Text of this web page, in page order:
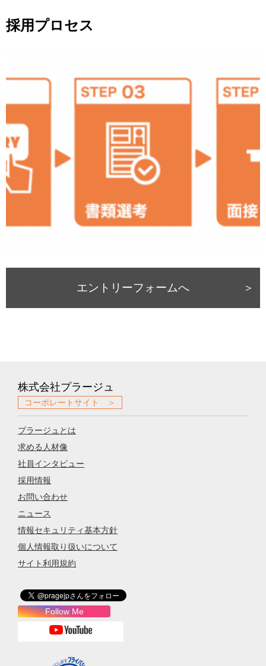
採用プロセス
エントリーフォームへ
株式会社プラージュ
コーポレートサイト ＞
プラージュとは
求める人材像
社員インタビュー
採用情報
お問い合わせ
ニュース
情報セキュリティ基本方針
個人情報取り扱いについて
サイト利用規約
Follow Me